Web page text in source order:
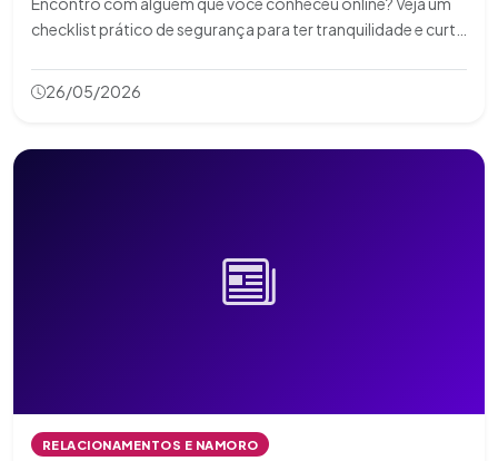
checklist prático de segurança para ter tranquilidade e curtir
26/05/2026
RELACIONAMENTOS E NAMORO